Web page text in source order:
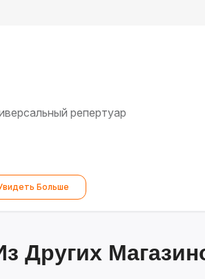
репертуар
Больше
Других